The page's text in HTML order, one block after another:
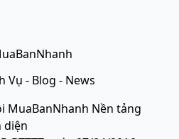
Vụ - Blog - News
MuaBanNhanh Nền tảng
diện